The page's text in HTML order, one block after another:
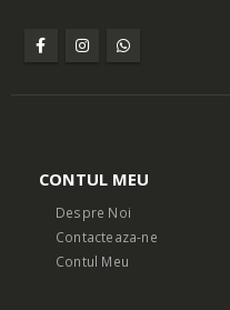
CONTUL MEU
Despre Noi
Contacteaza-ne
Contul Meu